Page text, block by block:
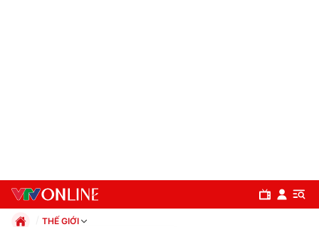
THẾ GIỚI